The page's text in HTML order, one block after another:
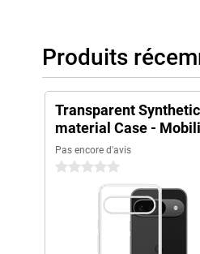
Produits
Transparent Synthetic
material Case -
Pas encore d'avis
0 étoiles